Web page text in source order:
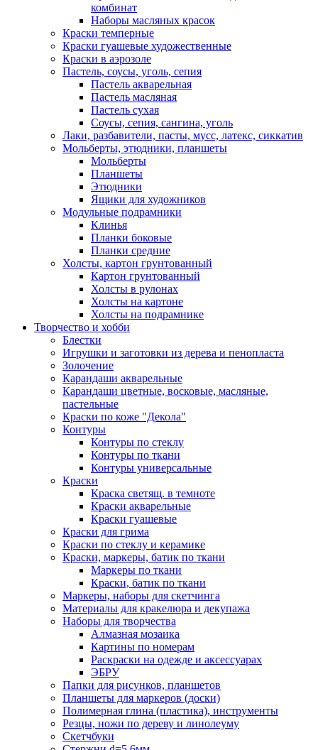
комбинат
Наборы масляных красок
Краски темперные
Краски гуашевые художественные
Краски в аэрозоле
Пастель, соусы, уголь, сепия
Пастель акварельная
Пастель масляная
Пастель сухая
Соусы, сепия, сангина, уголь
Лаки, разбавители, пасты, мусс, латекс, сиккатив
Мольберты, этюдники, планшеты
Мольберты
Планшеты
Этюдники
Ящики для художников
Модульные подрамники
Клинья
Планки боковые
Планки средние
Холсты, картон грунтованный
Картон грунтованный
Холсты в рулонах
Холсты на картоне
Холсты на подрамнике
Творчество и хобби
Блестки
Игрушки и заготовки из дерева и пенопласта
Золочение
Карандаши акварельные
Карандаши цветные, восковые, масляные,
пастельные
Краски по коже "Декола"
Контуры
Контуры по стеклу
Контуры по ткани
Контуры универсальные
Краски
Краска светящ. в темноте
Краски акварельные
Краски гуашевые
Краски для грима
Краски по стеклу и керамике
Краски, маркеры, батик по ткани
Маркеры по ткани
Краски, батик по ткани
Маркеры, наборы для скетчинга
Материалы для кракелюра и декупажа
Наборы для творчества
Алмазная мозаика
Картины по номерам
Раскраски на одежде и аксессуарах
ЭБРУ
Папки для рисунков, планшетов
Планшеты для маркеров (доски)
Полимерная глина (пластика), инструменты
Резцы, ножи по дереву и линолеуму
Скетчбуки